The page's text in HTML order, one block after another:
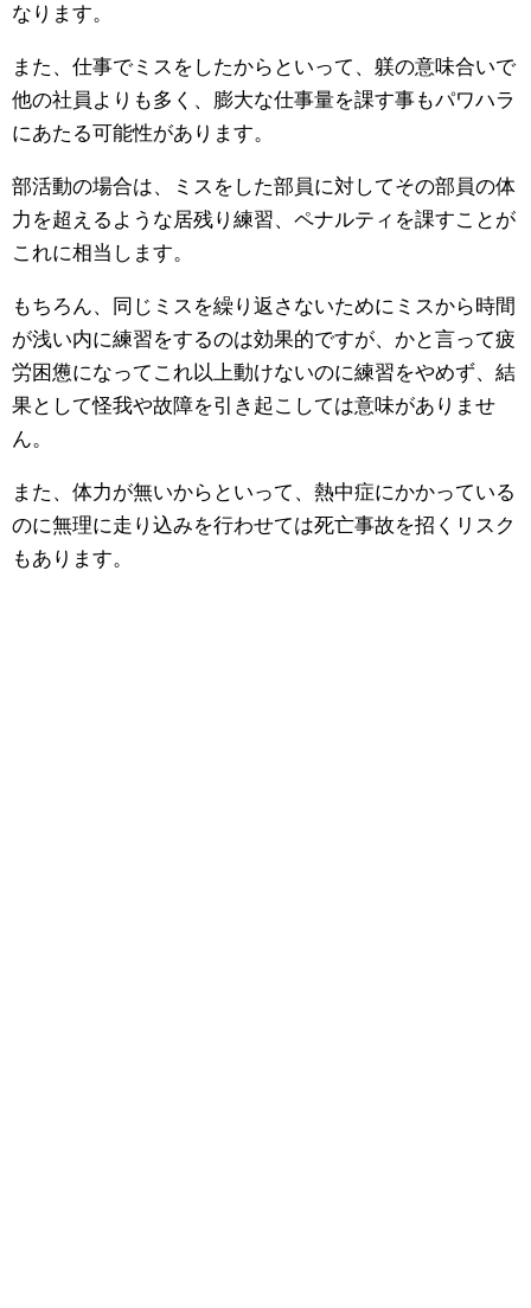
なります。
また、仕事でミスをしたからといって、躾の意味合いで
他の社員よりも多く、膨大な仕事量を課す事もパワハラ
にあたる可能性があります。
部活動の場合は、ミスをした部員に対してその部員の体
力を超えるような居残り練習、ペナルティを課すことが
これに相当します。
もちろん、同じミスを繰り返さないためにミスから時間
が浅い内に練習をするのは効果的ですが、かと言って疲
労困憊になってこれ以上動けないのに練習をやめず、結
果として怪我や故障を引き起こしては意味がありませ
ん。
また、体力が無いからといって、熱中症にかかっている
のに無理に走り込みを行わせては死亡事故を招くリスク
もあります。